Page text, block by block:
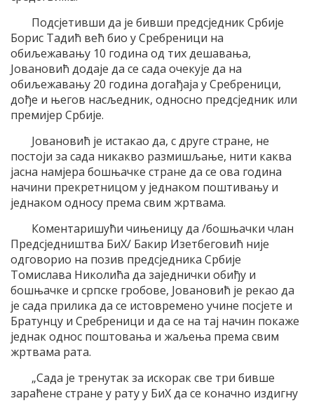
Подсјетивши да је бивши предсједник Србије
Борис Тадић већ био у Сребреници на
обиљежавању 10 година од тих дешавања,
Јовановић додаје да се сада очекује да на
обиљежавању 20 година догађаја у Сребреници,
дође и његов насљедник, односно предсједник или
премијер Србије.
Јовановић је истакао да, с друге стране, не
постоји за сада никакво размишљање, нити каква
јасна намјера бошњачке стране да се ова година
начини прекретницом у једнаком поштивању и
једнаком односу према свим жртвама.
Коментаришући чињеницу да /бошњачки члан
Предсједништва БиХ/ Бакир Изетбеговић није
одговорио на позив предсједника Србије
Томислава Николића да заједнички обиђу и
бошњачке и српске гробове, Јовановић је рекао да
је сада прилика да се истовремено учине посјете и
Братунцу и Сребреници и да се на тај начин покаже
једнак однос поштовања и жаљења према свим
жртвама рата.
„Сада је тренутак за искорак све три бивше
зараћене стране у рату у БиХ да се коначно издигну